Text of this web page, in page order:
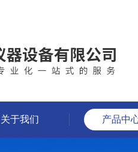
关于我们 产品中